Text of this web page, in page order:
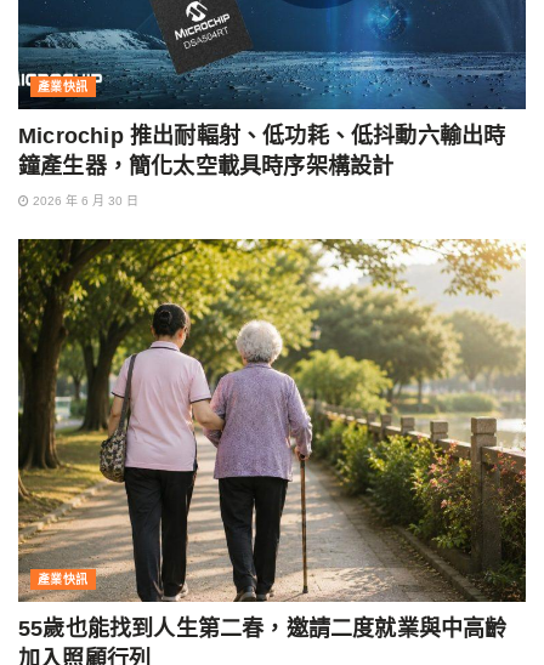
產業快訊
Microchip 推出耐輻射、低功耗、低抖動六輸出時
鐘產生器，簡化太空載具時序架構設計
2026 年 6 月 30 日
產業快訊
55歲也能找到人生第二春，邀請二度就業與中高齡
加入照顧行列